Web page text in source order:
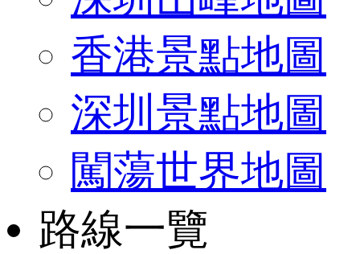
香港景點地圖
深圳景點地圖
闖蕩世界地圖
路線一覽